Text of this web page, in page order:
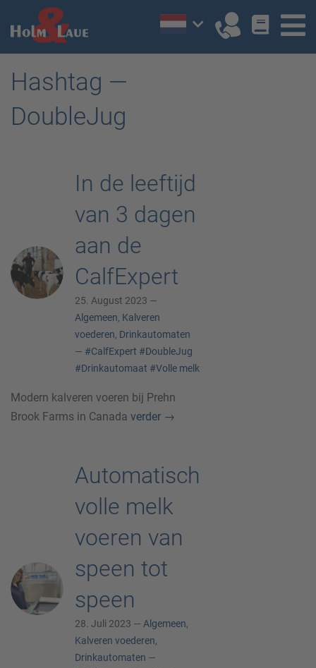
Hashtag —
DoubleJug
In de leeftijd
van 3 dagen
aan de
CalfExpert
25. August 2023 —
Algemeen, Kalveren
voederen, Drinkautomaten
— #CalfExpert #DoubleJug
#Drinkautomaat #Volle melk
Modern kalveren voeren bij Prehn
Brook Farms in Canada verder →
Automatisch
volle melk
voeren van
speen tot
speen
28. Juli 2023 — Algemeen,
Kalveren voederen,
Drinkautomaten —